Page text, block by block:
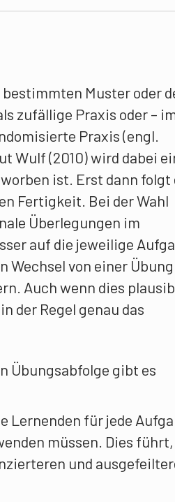
Muster oder
zufällige Praxis oder –
Praxis (engl.
Wulf (2010) wird dabei
ist. Erst dann folgt
Fertigkeit. Bei der Wahl
Überlegungen im
auf die jeweilige
Wechsel von einer
Auch wenn dies
der Regel genau das
Übungsabfolge gibt es
Lernenden für jede
müssen. Dies
und